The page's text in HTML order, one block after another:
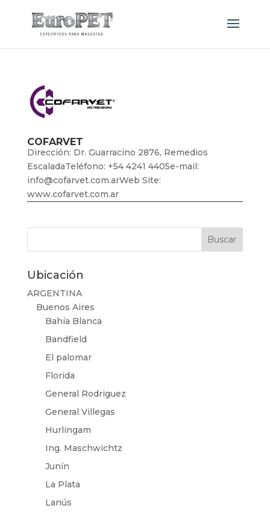
COFARVET
Dirección: Dr. Guarracino 2876, Remedios
EscaladaTeléfono: +54 4241 4405e-mail:
info@cofarvet.com.arWeb Site:
www.cofarvet.com.ar
Ubicación
ARGENTINA
Buenos Aires
Bahía Blanca
Bandfield
El palomar
Florida
General Rodriguez
General Villegas
Hurlingam
Ing. Maschwichtz
Junín
La Plata
Lanús